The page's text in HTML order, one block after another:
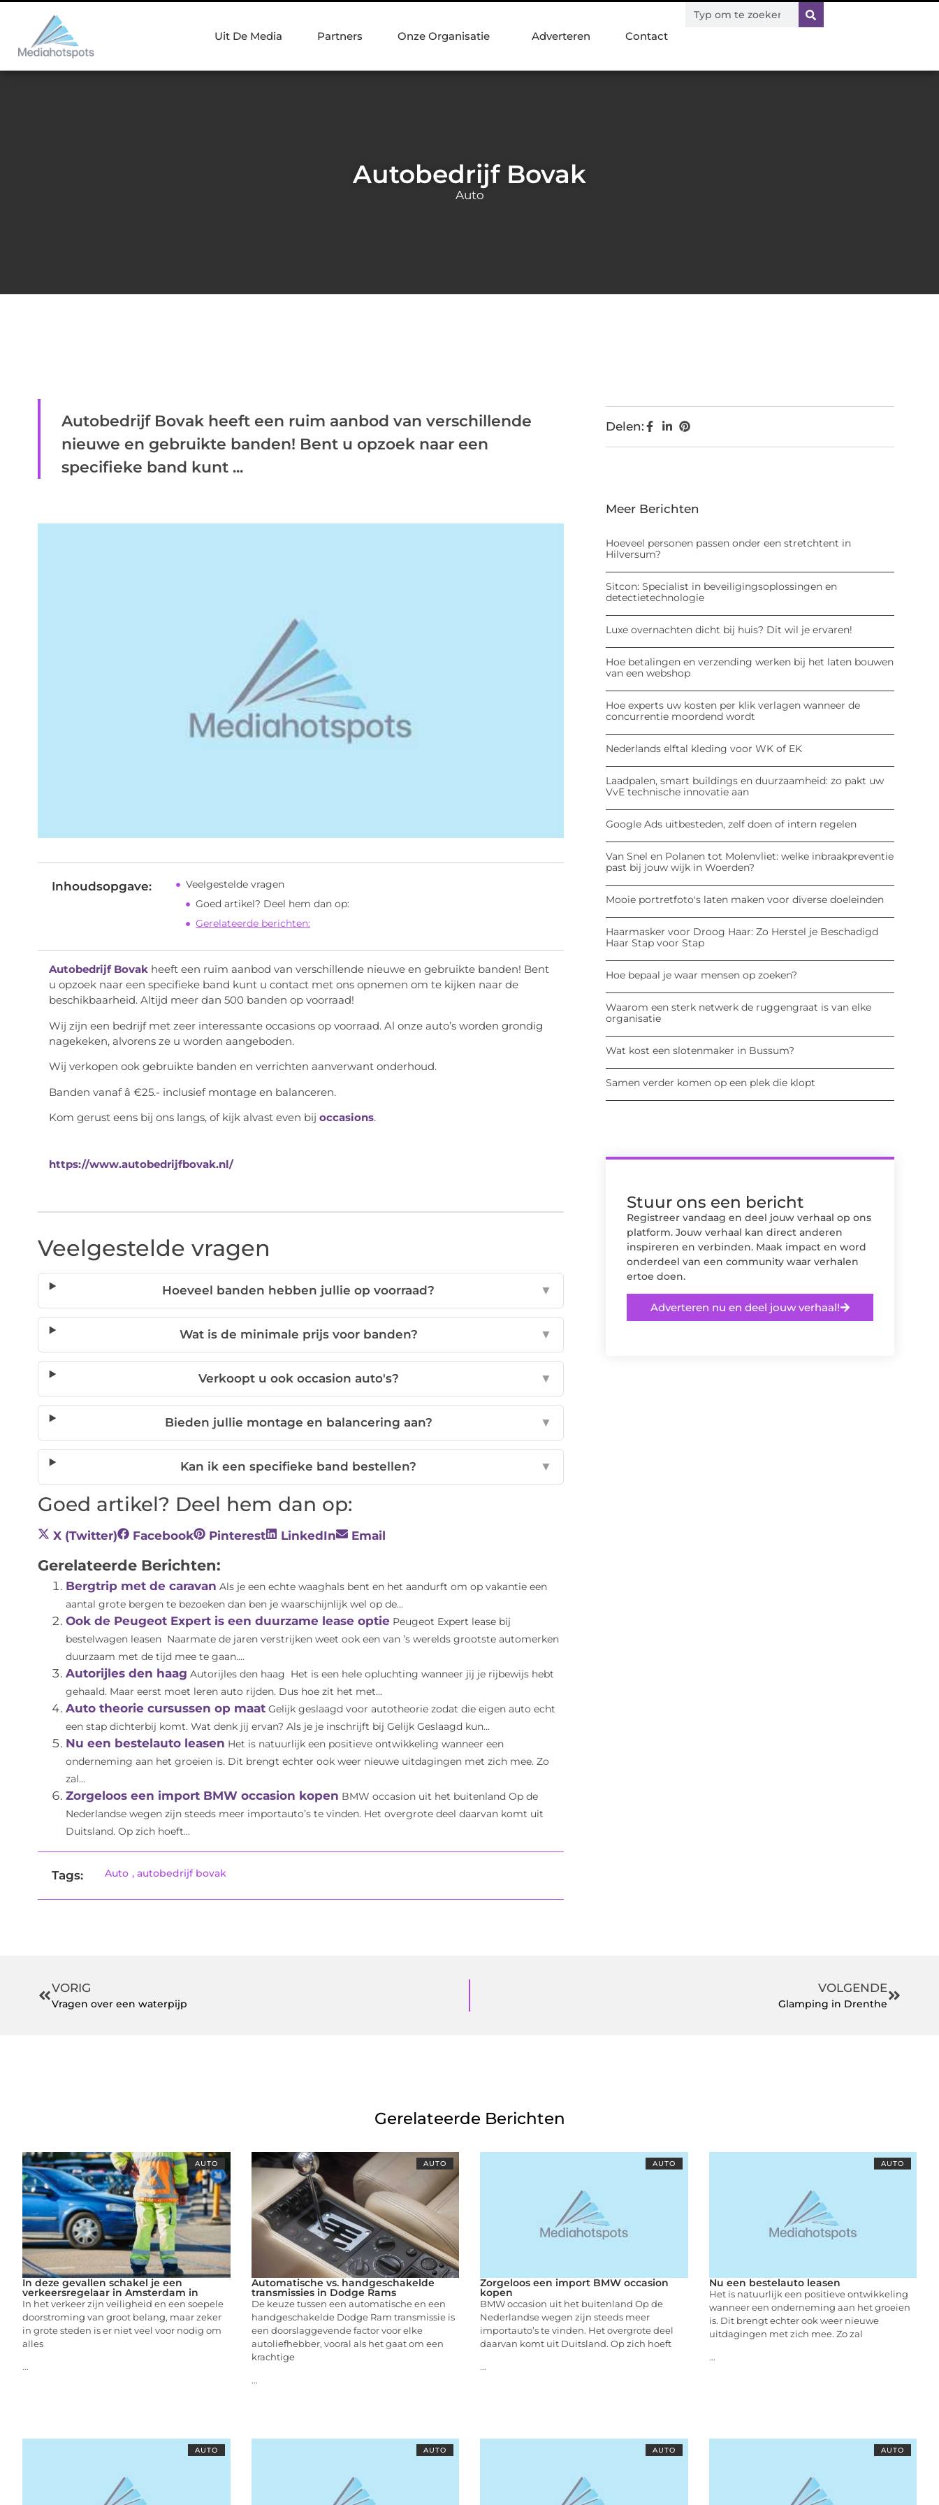
Uit De Media Partners Onze Organisatie Adverteren Contact
Autobedrijf Bovak
Auto
Autobedrijf Bovak heeft een ruim aanbod van verschillende
nieuwe en gebruikte banden! Bent u opzoek naar een
specifieke band kunt ...
Inhoudsopgave:
Veelgestelde vragen
Goed artikel? Deel hem dan op:
Gerelateerde berichten:
Autobedrijf Bovak heeft een ruim aanbod van verschillende nieuwe en gebruikte banden! Bent
u opzoek naar een specifieke band kunt u contact met ons opnemen om te kijken naar de
beschikbaarheid. Altijd meer dan 500 banden op voorraad!
Wij zijn een bedrijf met zeer interessante occasions op voorraad. Al onze auto’s worden grondig
nagekeken, alvorens ze u worden aangeboden.
Wij verkopen ook gebruikte banden en verrichten aanverwant onderhoud.
Banden vanaf â €25.- inclusief montage en balanceren.
Kom gerust eens bij ons langs, of kijk alvast even bij occasions.
https://www.autobedrijfbovak.nl/
Veelgestelde vragen
Hoeveel banden hebben jullie op voorraad? ▼
Wat is de minimale prijs voor banden? ▼
Verkoopt u ook occasion auto's? ▼
Bieden jullie montage en balancering aan? ▼
Kan ik een specifieke band bestellen? ▼
Goed artikel? Deel hem dan op:
X (Twitter) Facebook Pinterest LinkedIn Email
Gerelateerde Berichten:
Bergtrip met de caravan Als je een echte waaghals bent en het aandurft om op vakantie een
aantal grote bergen te bezoeken dan ben je waarschijnlijk wel op de...
Ook de Peugeot Expert is een duurzame lease optie Peugeot Expert lease bij
bestelwagen leasen Naarmate de jaren verstrijken weet ook een van ’s werelds grootste automerken
duurzaam met de tijd mee te gaan....
Autorijles den haag Autorijles den haag Het is een hele opluchting wanneer jij je rijbewijs hebt
gehaald. Maar eerst moet leren auto rijden. Dus hoe zit het met...
Auto theorie cursussen op maat Gelijk geslaagd voor autotheorie zodat die eigen auto echt
een stap dichterbij komt. Wat denk jij ervan? Als je je inschrijft bij Gelijk Geslaagd kun...
Nu een bestelauto leasen Het is natuurlijk een positieve ontwikkeling wanneer een
onderneming aan het groeien is. Dit brengt echter ook weer nieuwe uitdagingen met zich mee. Zo
zal...
Zorgeloos een import BMW occasion kopen BMW occasion uit het buitenland Op de
Nederlandse wegen zijn steeds meer importauto’s te vinden. Het overgrote deel daarvan komt uit
Duitsland. Op zich hoeft...
Tags: Auto ,autobedrijf bovak
Delen:
Meer Berichten
Hoeveel personen passen onder een stretchtent in
Hilversum?
Sitcon: Specialist in beveiligingsoplossingen en
detectietechnologie
Luxe overnachten dicht bij huis? Dit wil je ervaren!
Hoe betalingen en verzending werken bij het laten bouwen
van een webshop
Hoe experts uw kosten per klik verlagen wanneer de
concurrentie moordend wordt
Nederlands elftal kleding voor WK of EK
Laadpalen, smart buildings en duurzaamheid: zo pakt uw
VvE technische innovatie aan
Google Ads uitbesteden, zelf doen of intern regelen
Van Snel en Polanen tot Molenvliet: welke inbraakpreventie
past bij jouw wijk in Woerden?
Mooie portretfoto's laten maken voor diverse doeleinden
Haarmasker voor Droog Haar: Zo Herstel je Beschadigd
Haar Stap voor Stap
Hoe bepaal je waar mensen op zoeken?
Waarom een sterk netwerk de ruggengraat is van elke
organisatie
Wat kost een slotenmaker in Bussum?
Samen verder komen op een plek die klopt
Stuur ons een bericht
Registreer vandaag en deel jouw verhaal op ons
platform. Jouw verhaal kan direct anderen
inspireren en verbinden. Maak impact en word
onderdeel van een community waar verhalen
ertoe doen.
Adverteren nu en deel jouw verhaal!
VORIG
Vragen over een waterpijp
VOLGENDE
Glamping in Drenthe
Gerelateerde Berichten
AUTO
In deze gevallen schakel je een
verkeersregelaar in Amsterdam in
In het verkeer zijn veiligheid en een soepele
doorstroming van groot belang, maar zeker
in grote steden is er niet veel voor nodig om
alles
...
AUTO
Automatische vs. handgeschakelde
transmissies in Dodge Rams
De keuze tussen een automatische en een
handgeschakelde Dodge Ram transmissie is
een doorslaggevende factor voor elke
autoliefhebber, vooral als het gaat om een
krachtige
...
AUTO
Zorgeloos een import BMW occasion
kopen
BMW occasion uit het buitenland Op de
Nederlandse wegen zijn steeds meer
importauto’s te vinden. Het overgrote deel
daarvan komt uit Duitsland. Op zich hoeft
...
AUTO
Nu een bestelauto leasen
Het is natuurlijk een positieve ontwikkeling
wanneer een onderneming aan het groeien
is. Dit brengt echter ook weer nieuwe
uitdagingen met zich mee. Zo zal
...
AUTO AUTO AUTO AUTO